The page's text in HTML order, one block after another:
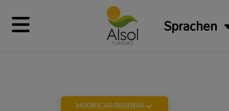
Sprachen
MODIFICAR RESERVA